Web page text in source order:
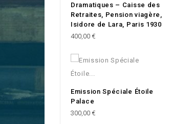
Dramatiques – Caisse des
Retraites, Pension viagère,
Isidore de Lara, Paris 1930
Prix
400,00 €
Emission Spéciale Étoile
Palace
Prix
300,00 €